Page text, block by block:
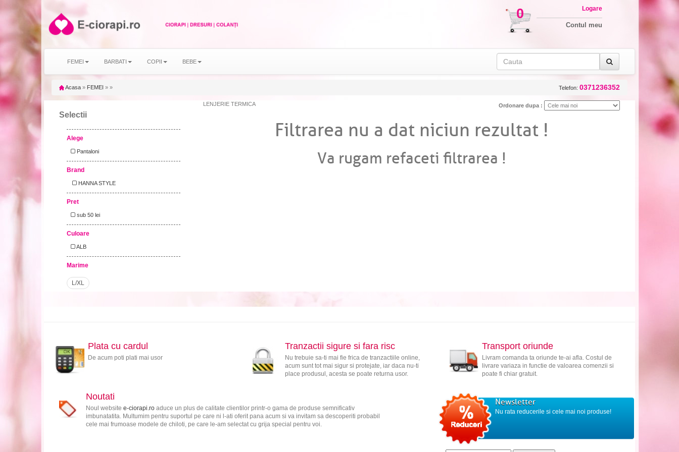
0 Logare
Contul meu
FEMEI BARBATI COPII BEBE
Acasa » FEMEI » » Telefon: 0371236352
Selectii
Alege
Pantaloni
Brand
HANNA STYLE
Pret
sub 50 lei
Culoare
ALB
Marime
L/XL
LENJERIE TERMICA Ordonare dupa :
Filtrarea nu a dat niciun rezultat !
Va rugam refaceti filtrarea !
Plata cu cardul
De acum poti plati mai usor
Tranzactii sigure si fara risc
Nu trebuie sa-ti mai fie frica de tranzactiile online,
acum sunt tot mai sigur si protejate, iar daca nu-ti
place produsul, acesta se poate returna usor.
Transport oriunde
Livram comanda ta oriunde te-ai afla. Costul de
livrare variaza in functie de valoarea comenzii si
poate fi chiar gratuit.
Noutati
Noul website e-ciorapi.roaduce un plus de calitate clientilor printr-o gama de produse semnificativ
imbunatatita. Multumim pentru suportul pe care ni l-ati oferit pana acum si va invitam sa descoperiti probabil
cele mai frumoase modele de chiloti, pe care le-am selectat cu grija special pentru voi.
Newsletter
Nu rata reducerile si cele mai noi produse!